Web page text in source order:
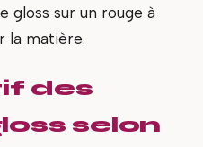
gloss sur un rouge à
la matière.
des
selon